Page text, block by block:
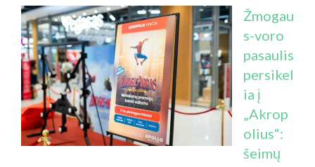
Žmogau
s-voro
pasaulis
persikel
ia į
„Akrop
olius“:
šeimų